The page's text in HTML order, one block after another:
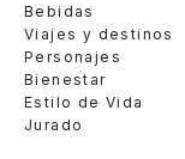
Bebidas
Viajes y destinos
Personajes
Bienestar
Estilo de Vida
Jurado